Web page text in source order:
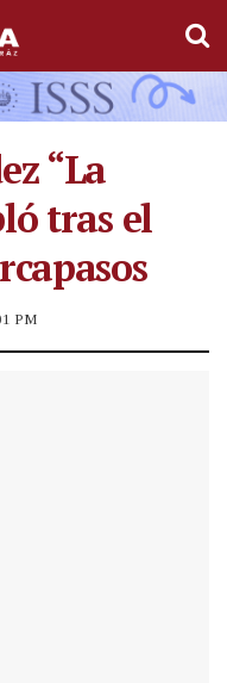
“La
tras el
PM